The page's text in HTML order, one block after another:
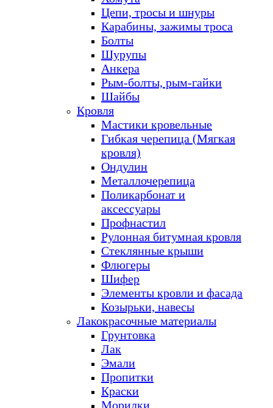
Цепи, тросы и шнуры
Карабины, зажимы троса
Болты
Шурупы
Анкера
Рым-болты, рым-гайки
Шайбы
Кровля
Мастики кровельные
Гибкая черепица (Мягкая
кровля)
Ондулин
Металлочерепица
Поликарбонат и
аксессуары
Профнастил
Рулонная битумная кровля
Стеклянные крыши
Флюгеры
Шифер
Элементы кровли и фасада
Козырьки, навесы
Лакокрасочные материалы
Грунтовка
Лак
Эмали
Пропитки
Краски
Морилки